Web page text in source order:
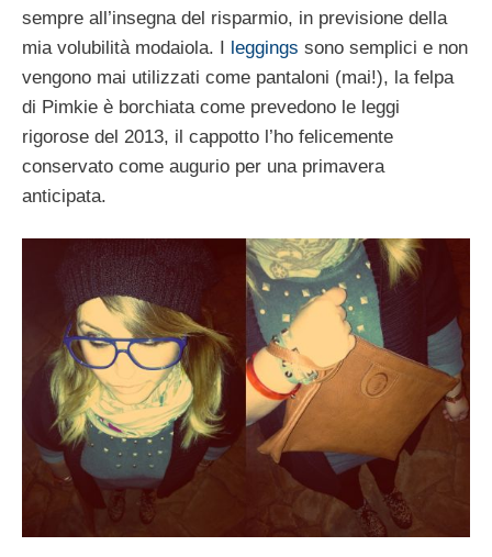
sempre all’insegna del risparmio, in previsione della
mia volubilità modaiola. I leggings sono semplici e non
vengono mai utilizzati come pantaloni (mai!), la felpa
di Pimkie è borchiata come prevedono le leggi
rigorose del 2013, il cappotto l’ho felicemente
conservato come augurio per una primavera
anticipata.